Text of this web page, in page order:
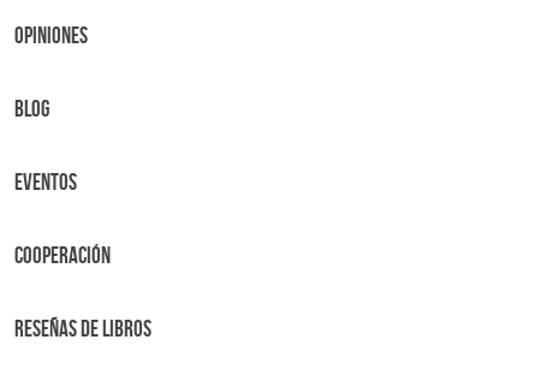
OPINIONES
BLOG
Eventos
Cooperación
Reseñas de libros